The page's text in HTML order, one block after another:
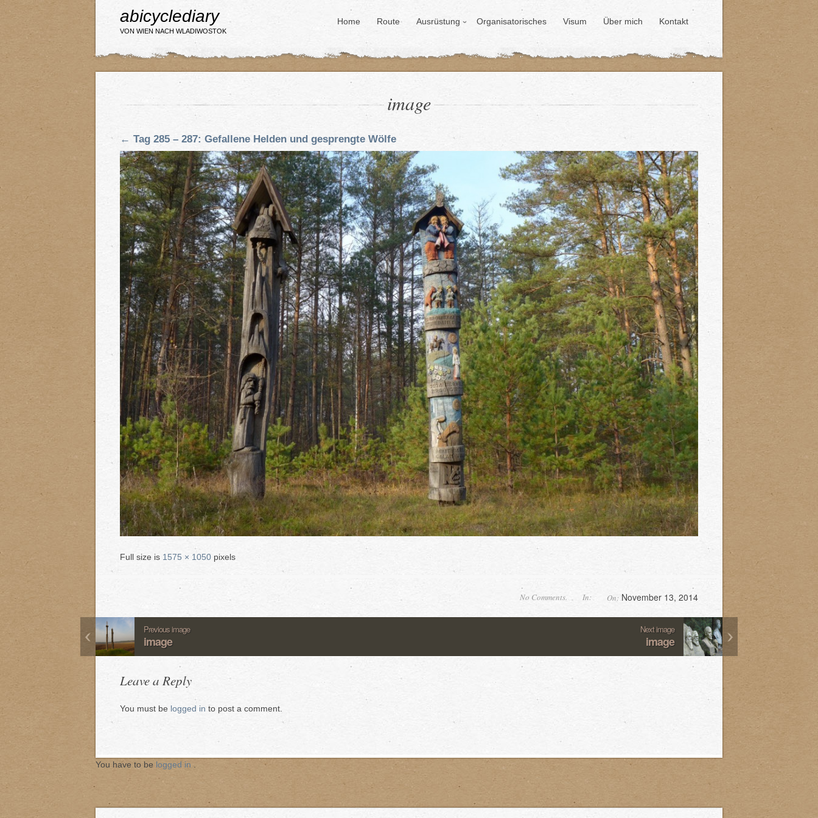
abicyclediary
VON WIEN NACH WLADIWOSTOK
Home Route Ausrüstung Organisatorisches Visum Über mich Kontakt
image
← Tag 285 – 287: Gefallene Helden und gesprengte Wölfe
Full size is 1575 × 1050 pixels
On: November 13, 2014
In:
No Comments.
Previous image
image
Next image
image
Leave a Reply
You must be logged in to post a comment.
You have to be logged in